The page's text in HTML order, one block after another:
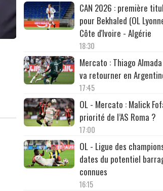
CAN 2026 : première
pour Bekhaled (OL
Côte d'Ivoire - Algérie
18:30
Mercato : Thiago
va retourner en
17:45
OL - Mercato : Malick
priorité de l’AS Roma ?
17:00
OL - Ligue des
dates du potentiel
connues
16:15